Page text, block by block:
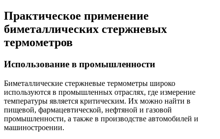
Практическое применение
биметаллических стержневых
термометров
Использование в промышленности
Биметаллические стержневые термометры широко
используются в промышленных отраслях, где измерение
температуры является критическим. Их можно найти в
пищевой, фармацевтической, нефтяной и газовой
промышленности, а также в производстве автомобилей и
машиностроении.